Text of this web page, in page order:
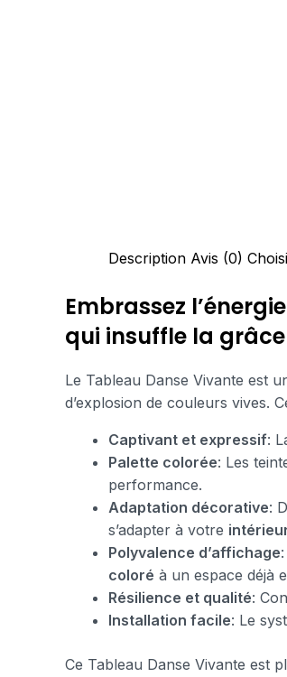
Description Avis (0)
Embrassez
qui insuffle la
Le Tableau Danse Vivante est
d’explosion de couleurs vives.
Captivant et expressif:
Palette colorée: Les
performance.
Adaptation décorative:
s’adapter à votre
Polyvalence d’affichage
coloré à un espace déjà
Résilience et qualité:
Installation facile: Le
Ce Tableau Danse Vivante est